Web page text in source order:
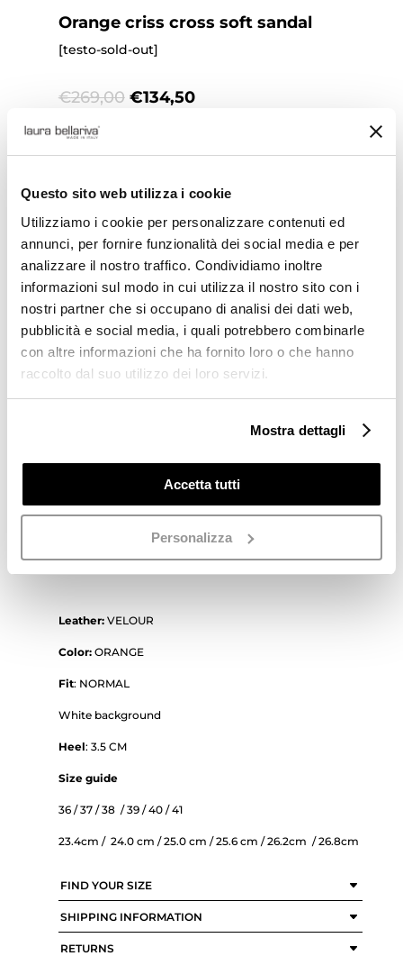
Questo sito web utilizza i cookie
Utilizziamo i cookie per personalizzare contenuti ed
annunci, per fornire funzionalità dei social media e per
analizzare il nostro traffico. Condividiamo inoltre
informazioni sul modo in cui utilizza il nostro sito con i
nostri partner che si occupano di analisi dei dati web,
pubblicità e social media, i quali potrebbero combinarle
con altre informazioni che ha fornito loro o che hanno
raccolto dal suo utilizzo dei loro servizi.
Mostra dettagli
Accetta tutti
Personalizza
Orange criss cross soft sandal
[testo-sold-out]
€269,00 Original
€269,00.
€134,50Current
€134,50.
38 38 1/2
Orange
criss
cross
soft
sandal
quantity
Add to cart
Aggiungi alla lista dei
desideri
Laura Bellariva – women’s shoes | Spring/Summer
leather and padded for greater comfort.
It is a complex and finely crafted object, created in
Leather:VELOUR
Color:ORANGE
Fit: NORMAL
White background
Heel: 3.5 CM
Size guide
36 / 37 / 38 / 39 / 40 / 41
23.4cm / 24.0 cm / 25.0 cm / 25.6 cm / 26.2cm / 26.8cm
FIND YOUR SIZE
SHIPPING INFORMATION
RETURNS